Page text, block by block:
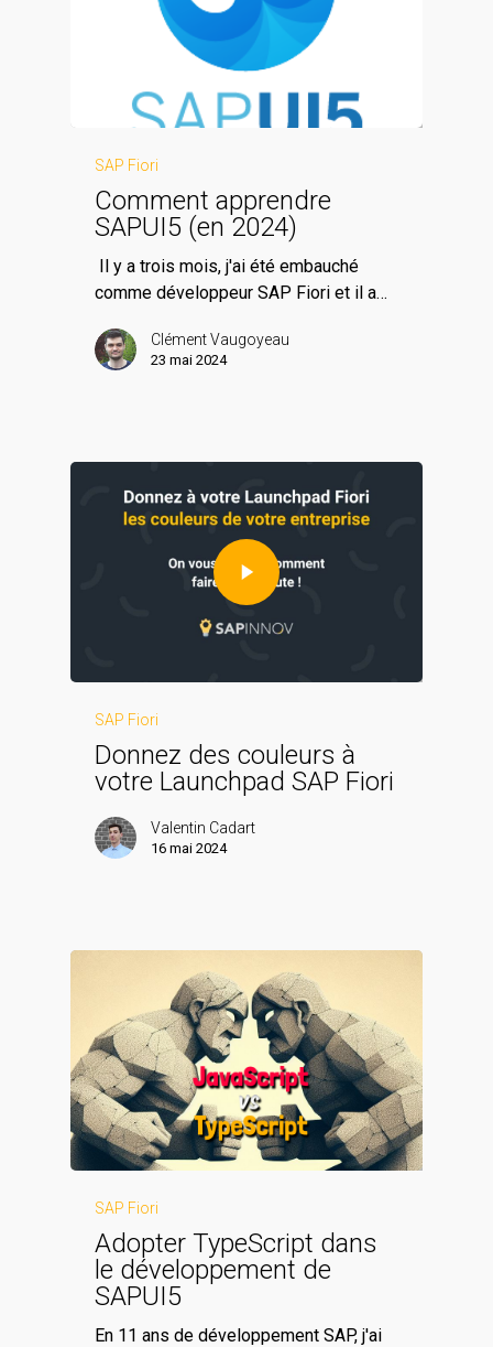
SAP Fiori
Comment apprendre
SAPUI5 (en 2024)
Il y a trois mois, j'ai été embauché
comme développeur SAP Fiori et il a…
Clément Vaugoyeau
23 mai 2024
SAP Fiori
Donnez des couleurs à
votre Launchpad SAP Fiori
Valentin Cadart
16 mai 2024
SAP Fiori
Adopter TypeScript dans
le développement de
SAPUI5
En 11 ans de développement SAP, j'ai